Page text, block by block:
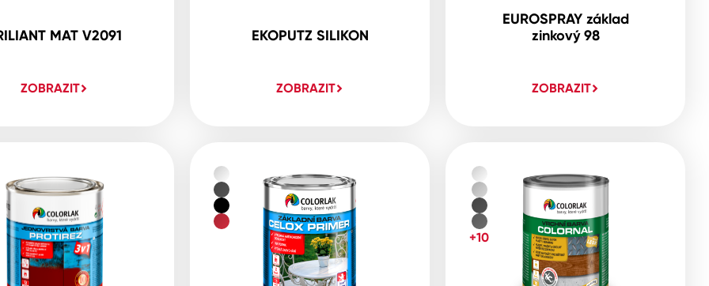
MAT V2091
ZOBRAZIT
EKOPUTZ SILIKON
ZOBRAZIT
EUROSPRAY základ
zinkový 98
ZOBRAZIT
+10